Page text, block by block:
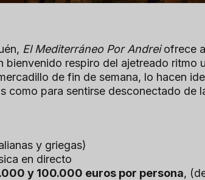
El Mediterráneo Por Andreiofrece a
respiro del ajetreado ritmo
de fin de semana, lo hacen
para sentirse desconectado de
y griegas)
en directo
y 100.000 euros por persona,